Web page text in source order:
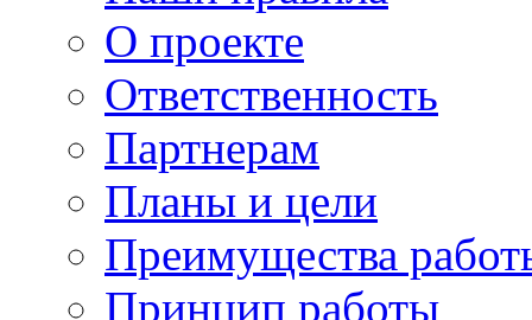
О проекте
Ответственность
Партнерам
Планы и цели
Преимущества
Принцип работы